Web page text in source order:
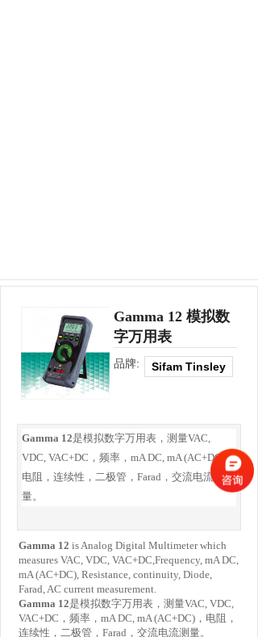
Gamma 12 模拟数
字万用表
品牌: Sifam Tinsley
Gamma 12是模拟数字万用表，测量VAC,
VDC, VAC+DC，频率，mA DC, mA (AC+DC)，
电阻，连续性，二极管，Farad，交流电流测
量。
Gamma 12 is Analog Digital Multimeter which
measures VAC, VDC, VAC+DC,Frequency, mA DC,
mA (AC+DC), Resistance, continuity, Diode,
Farad, AC current measurement.
Gamma 12是模拟数字万用表，测量VAC, VDC,
VAC+DC ，频率， mA DC, mA (AC+DC) ，电阻，
连续性，二极管， Farad ，交流电流测量。